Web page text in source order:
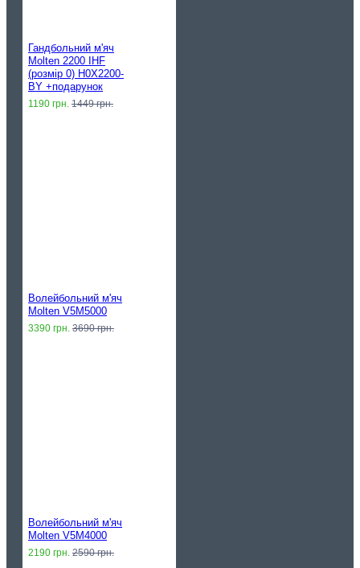
Гандбольний м'яч
Molten 2200 IHF
(розмір 0) H0X2200-
BY +подарунок
1190 грн. 1449 грн.
Волейбольний м'яч
Molten V5M5000
3390 грн. 3690 грн.
Волейбольний м'яч
Molten V5M4000
2190 грн. 2590 грн.